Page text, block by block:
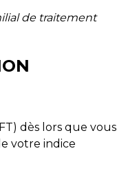
de traitement
dès lors que vous
votre indice